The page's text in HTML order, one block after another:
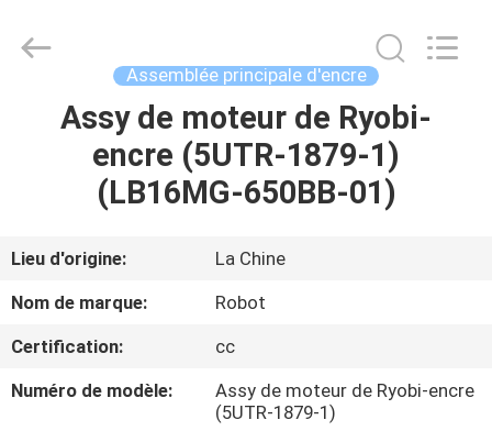
MAISON
PRODUITS
AU
SUJET
DE
Robot
Automation
Assemblée principale d'encre
Assy de moteur de Ryobi-
encre (5UTR-1879-1)
(LB16MG-650BB-01)
Lieu d'origine:
La Chine
Nom de marque:
Robot
Certification:
cc
Numéro de modèle:
Assy de moteur de Ryobi-encre
(5UTR-1879-1)